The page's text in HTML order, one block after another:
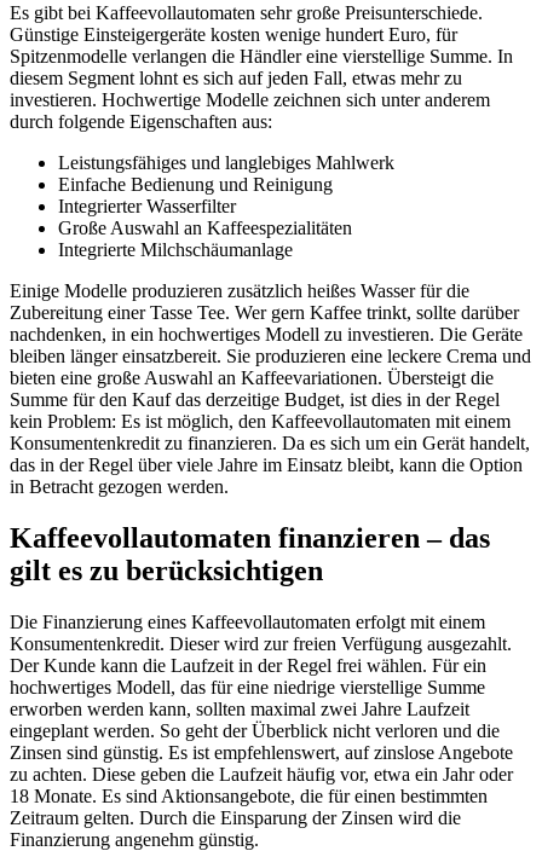
Es gibt bei Kaffeevollautomaten sehr große Preisunterschiede.
Günstige Einsteigergeräte kosten wenige hundert Euro, für
Spitzenmodelle verlangen die Händler eine vierstellige Summe. In
diesem Segment lohnt es sich auf jeden Fall, etwas mehr zu
investieren. Hochwertige Modelle zeichnen sich unter anderem
durch folgende Eigenschaften aus:
Leistungsfähiges und langlebiges Mahlwerk
Einfache Bedienung und Reinigung
Integrierter Wasserfilter
Große Auswahl an Kaffeespezialitäten
Integrierte Milchschäumanlage
Einige Modelle produzieren zusätzlich heißes Wasser für die
Zubereitung einer Tasse Tee. Wer gern Kaffee trinkt, sollte darüber
nachdenken, in ein hochwertiges Modell zu investieren. Die Geräte
bleiben länger einsatzbereit. Sie produzieren eine leckere Crema und
bieten eine große Auswahl an Kaffeevariationen. Übersteigt die
Summe für den Kauf das derzeitige Budget, ist dies in der Regel
kein Problem: Es ist möglich, den Kaffeevollautomaten mit einem
Konsumentenkredit zu finanzieren. Da es sich um ein Gerät handelt,
das in der Regel über viele Jahre im Einsatz bleibt, kann die Option
in Betracht gezogen werden.
Kaffeevollautomaten finanzieren – das
gilt es zu berücksichtigen
Die Finanzierung eines Kaffeevollautomaten erfolgt mit einem
Konsumentenkredit. Dieser wird zur freien Verfügung ausgezahlt.
Der Kunde kann die Laufzeit in der Regel frei wählen. Für ein
hochwertiges Modell, das für eine niedrige vierstellige Summe
erworben werden kann, sollten maximal zwei Jahre Laufzeit
eingeplant werden. So geht der Überblick nicht verloren und die
Zinsen sind günstig. Es ist empfehlenswert, auf zinslose Angebote
zu achten. Diese geben die Laufzeit häufig vor, etwa ein Jahr oder
18 Monate. Es sind Aktionsangebote, die für einen bestimmten
Zeitraum gelten. Durch die Einsparung der Zinsen wird die
Finanzierung angenehm günstig.